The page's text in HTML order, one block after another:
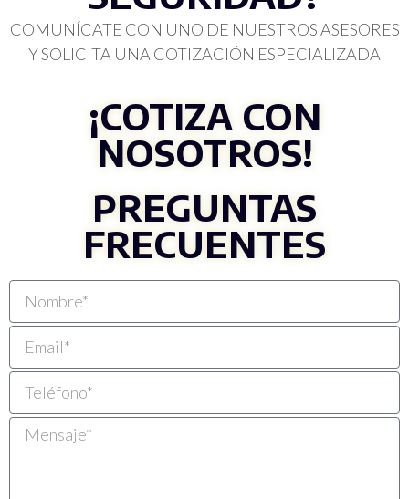
COMUNÍCATE CON UNO DE NUESTROS ASESORES
Y SOLICITA UNA COTIZACIÓN ESPECIALIZADA
¡COTIZA CON
NOSOTROS!
PREGUNTAS
FRECUENTES